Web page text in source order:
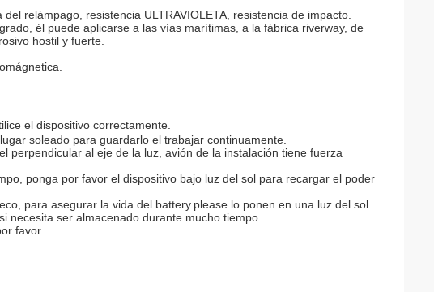
relámpago, resistencia ULTRAVIOLETA, resistencia de impacto.
él puede aplicarse a las vías marítimas, a la fábrica riverway, de
hostil y fuerte.
el dispositivo correctamente.
soleado para guardarlo el trabajar continuamente.
perpendicular al eje de la luz, avión de la instalación tiene fuerza
ponga por favor el dispositivo bajo luz del sol para recargar el poder
para asegurar la vida del battery.please lo ponen en una luz del sol
necesita ser almacenado durante mucho tiempo.
favor.